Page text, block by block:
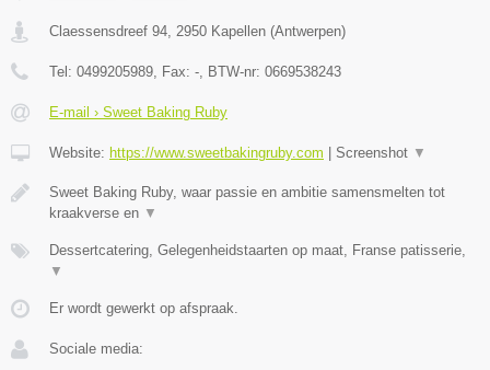
Claessensdreef 94 2950 Kapellen (Antwerpen)
Tel: 0499205989 , Fax: - , BTW-nr: 0669538243
E-mail › Sweet Baking Ruby
Website: https://www.sweetbakingruby.com Screenshot ▼
Sweet Baking Ruby, waar passie en ambitie samensmelten tot
kraakverse en ▼
Dessertcatering, Gelegenheidstaarten op maat, Franse patisserie,
▼
Er wordt gewerkt op afspraak.
Sociale media: